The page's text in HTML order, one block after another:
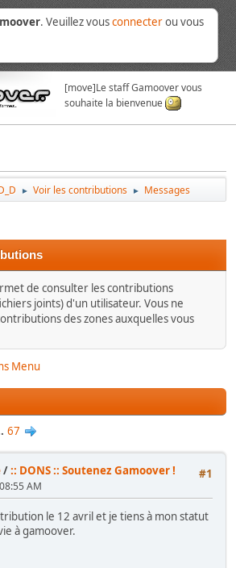
. Veuillez vousconnecterou vous
[move]Le staff Gamoover vous
souhaite la bienvenue
► Voir les contributions ► Messages
de consulter les contributions
joints) d'un utilisateur. Vous ne
des zones auxquelles vous
Menu
67
#1
/:: DONS :: Soutenez Gamoover !
AM
le 12 avril et je tiens à mon statut
à gamoover.